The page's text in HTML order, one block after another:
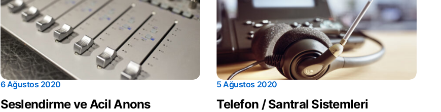
6 Ağustos 2020
Seslendirme ve Acil Anons
5 Ağustos 2020
Telefon / Santral Sistemleri